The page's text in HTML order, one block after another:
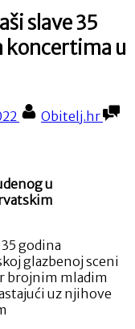
slave 35
koncertima u
By
Obitelj.hr
u
godina
glazbenoj sceni
brojnim mladim
uz njihove